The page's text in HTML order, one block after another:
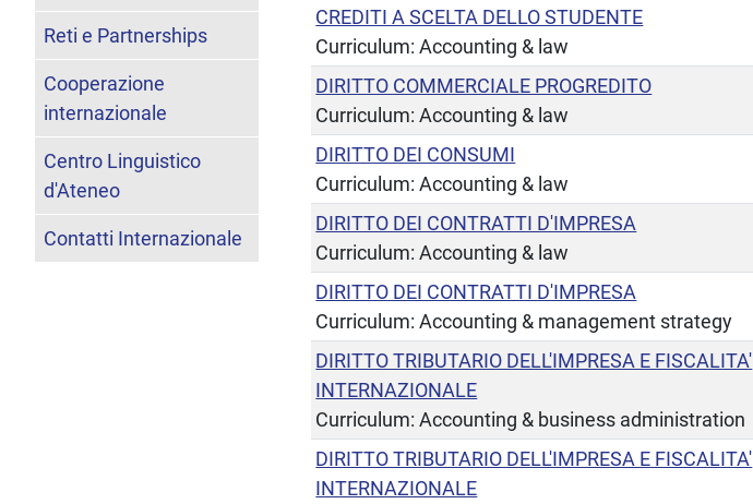
CREDITI A SCELTA DELLO STUDENTE
Curriculum: Accounting & law
DIRITTO COMMERCIALE PROGREDITO
Curriculum: Accounting & law
DIRITTO DEI CONSUMI
Curriculum: Accounting & law
DIRITTO DEI CONTRATTI D'IMPRESA
Curriculum: Accounting & law
DIRITTO DEI CONTRATTI D'IMPRESA
Curriculum: Accounting & management strategy
DIRITTO TRIBUTARIO DELL'IMPRESA E FISCALITA'
INTERNAZIONALE
Curriculum: Accounting & business administration
DIRITTO TRIBUTARIO DELL'IMPRESA E FISCALITA'
INTERNAZIONALE
Reti e Partnerships
Cooperazione
internazionale
Centro Linguistico
d'Ateneo
Contatti Internazionale